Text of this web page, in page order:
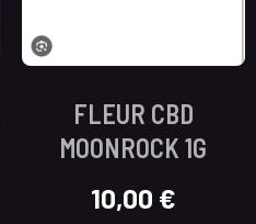
FLEUR CBD
MOONROCK 1G
10,00 €